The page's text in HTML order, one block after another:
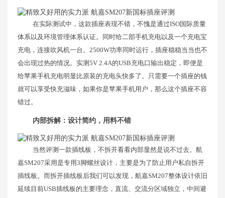
在实际测试中，这款插座表现不错，不愧是通过ISO国际质量
体系以及环境管理体系认证。同时给二部手机充电以及一个充电宝
充电，连接吹风机一台。2500W功率同时运行，插座稳稳当当也不
会出现过热的情况。实测5V 2.4A的USB充电口输出稳定，即便是
给苹果手机充电明显比原装的充电头快多了。只需要一个插座的钱
就可以享受快充滋味，如果你是苹果手机用户，那么这个插座不容
错过。
内部拆解：设计简约，用料不错
当然评测一款插线板，不拆开看看内部显然是说不过去。航
嘉SM207采用是专用3脚螺丝设计，主要是为了防止用户私自拆开
插线板。而拆开插线板后我们可以发现，航嘉SM207整体设计依旧
延续目前USB插线板的主要理念，直流、交流分区域独立，中间避